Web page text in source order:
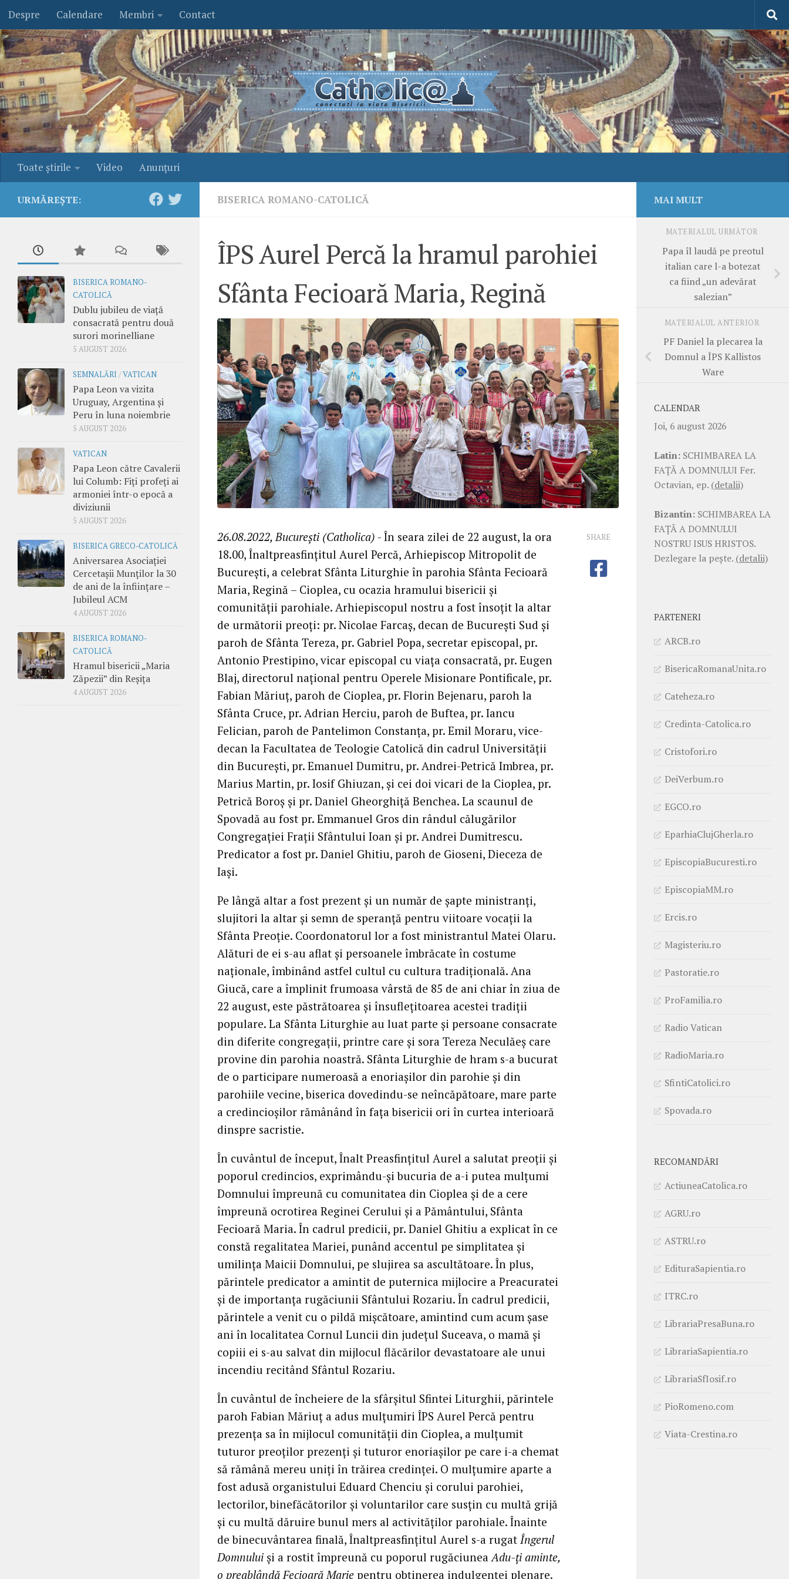
Skip to content
Despre Calendare Membri Contact
Toate ştirile Video Anunţuri
BISERICA ROMANO-CATOLICĂ
ÎPS Aurel Percă la hramul parohiei
Sfânta Fecioară Maria, Regină
26.08.2022, București (Catholica) - În seara zilei de 22 august, la ora
18.00, Înaltpreasfințitul Aurel Percă, Arhiepiscop Mitropolit de
București, a celebrat Sfânta Liturghie în parohia Sfânta Fecioară
Maria, Regină – Cioplea, cu ocazia hramului bisericii și
comunității parohiale. Arhiepiscopul nostru a fost însoțit la altar
de următorii preoți: pr. Nicolae Farcaș, decan de București Sud și
paroh de Sfânta Tereza, pr. Gabriel Popa, secretar episcopal, pr.
Antonio Prestipino, vicar episcopal cu viața consacrată, pr. Eugen
Blaj, directorul național pentru Operele Misionare Pontificale, pr.
Fabian Măriuț, paroh de Cioplea, pr. Florin Bejenaru, paroh la
Sfânta Cruce, pr. Adrian Herciu, paroh de Buftea, pr. Iancu
Felician, paroh de Pantelimon Constanța, pr. Emil Moraru, vice-
decan la Facultatea de Teologie Catolică din cadrul Universității
din București, pr. Emanuel Dumitru, pr. Andrei-Petrică Imbrea, pr.
Marius Martin, pr. Iosif Ghiuzan, și cei doi vicari de la Cioplea, pr.
Petrică Boroș și pr. Daniel Gheorghiță Benchea. La scaunul de
Spovadă au fost pr. Emmanuel Gros din rândul călugărilor
Congregației Frații Sfântului Ioan și pr. Andrei Dumitrescu.
Predicator a fost pr. Daniel Ghitiu, paroh de Gioseni, Dieceza de
Iași.
Pe lângă altar a fost prezent și un număr de șapte ministranți,
slujitori la altar și semn de speranță pentru viitoare vocații la
Sfânta Preoție. Coordonatorul lor a fost ministrantul Matei Olaru.
Alături de ei s-au aflat și persoanele îmbrăcate în costume
naționale, îmbinând astfel cultul cu cultura tradițională. Ana
Giucă, care a împlinit frumoasa vârstă de 85 de ani chiar în ziua de
22 august, este păstrătoarea și însuflețitoarea acestei tradiții
populare. La Sfânta Liturghie au luat parte și persoane consacrate
din diferite congregații, printre care și sora Tereza Neculăeș care
provine din parohia noastră. Sfânta Liturghie de hram s-a bucurat
de o participare numeroasă a enoriașilor din parohie și din
parohiile vecine, biserica dovedindu-se neîncăpătoare, mare parte
a credincioșilor rămânând în fața bisericii ori în curtea interioară
dinspre sacristie.
În cuvântul de început, Înalt Preasfințitul Aurel a salutat preoții și
poporul credincios, exprimându-și bucuria de a-i putea mulțumi
Domnului împreună cu comunitatea din Cioplea și de a cere
împreună ocrotirea Reginei Cerului și a Pământului, Sfânta
Fecioară Maria. În cadrul predicii, pr. Daniel Ghitiu a explicat în ce
constă regalitatea Mariei, punând accentul pe simplitatea și
umilința Maicii Domnului, pe slujirea sa ascultătoare. În plus,
părintele predicator a amintit de puternica mijlocire a Preacuratei
și de importanța rugăciunii Sfântului Rozariu. În cadrul predicii,
părintele a venit cu o pildă mișcătoare, amintind cum acum șase
ani în localitatea Cornul Luncii din județul Suceava, o mamă și
copiii ei s-au salvat din mijlocul flăcărilor devastatoare ale unui
incendiu recitând Sfântul Rozariu.
În cuvântul de încheiere de la sfârșitul Sfintei Liturghii, părintele
paroh Fabian Măriuț a adus mulțumiri ÎPS Aurel Percă pentru
prezența sa în mijlocul comunității din Cioplea, a mulțumit
tuturor preoților prezenți și tuturor enoriașilor pe care i-a chemat
să rămână mereu uniți în trăirea credinței. O mulțumire aparte a
fost adusă organistului Eduard Chenciu și corului parohiei,
lectorilor, binefăcătorilor și voluntarilor care susțin cu multă grijă
și cu multă dăruire bunul mers al activităților parohiale. Înainte
de binecuvântarea finală, Înaltpreasfințitul Aurel s-a rugat Îngerul
Domnului și a rostit împreună cu poporul rugăciuneaAdu-ți aminte,
o preablândă Fecioară Marie pentru obținerea indulgenței plenare.
SHARE
URMĂREȘTE:
BISERICA ROMANO-
CATOLICĂ
Dublu jubileu de viață
consacrată pentru două
surori morinelliane
5 AUGUST 2026
SEMNALĂRI /VATICAN
Papa Leon va vizita
Uruguay, Argentina și
Peru în luna noiembrie
5 AUGUST 2026
VATICAN
Papa Leon către Cavalerii
lui Columb: Fiți profeți ai
armoniei într-o epocă a
diviziunii
5 AUGUST 2026
BISERICA GRECO-CATOLICĂ
Aniversarea Asociației
Cercetașii Munților la 30
de ani de la înființare –
Jubileul ACM
4 AUGUST 2026
BISERICA ROMANO-
CATOLICĂ
Hramul bisericii „Maria
Zăpezii” din Reșița
4 AUGUST 2026
MAI MULT
MATERIALUL URMĂTOR
Papa îl laudă pe preotul
italian care l-a botezat
ca fiind „un adevărat
salezian”
MATERIALUL ANTERIOR
PF Daniel la plecarea la
Domnul a ÎPS Kallistos
Ware
CALENDAR
Joi, 6 august 2026
Latin: SCHIMBAREA LA
FAŢĂ A DOMNULUI Fer.
Octavian, ep. (detalii)
Bizantin: SCHIMBAREA LA
FAŢĂ A DOMNULUI
NOSTRU ISUS HRISTOS.
Dezlegare la pește. (detalii)
PARTENERI
ARCB.ro
BisericaRomanaUnita.ro
Cateheza.ro
Credinta-Catolica.ro
Cristofori.ro
DeiVerbum.ro
EGCO.ro
EparhiaClujGherla.ro
EpiscopiaBucuresti.ro
EpiscopiaMM.ro
Ercis.ro
Magisteriu.ro
Pastoratie.ro
ProFamilia.ro
Radio Vatican
RadioMaria.ro
SfintiCatolici.ro
Spovada.ro
RECOMANDĂRI
ActiuneaCatolica.ro
AGRU.ro
ASTRU.ro
EdituraSapientia.ro
ITRC.ro
LibrariaPresaBuna.ro
LibrariaSapientia.ro
LibrariaSfIosif.ro
PioRomeno.com
Viata-Crestina.ro